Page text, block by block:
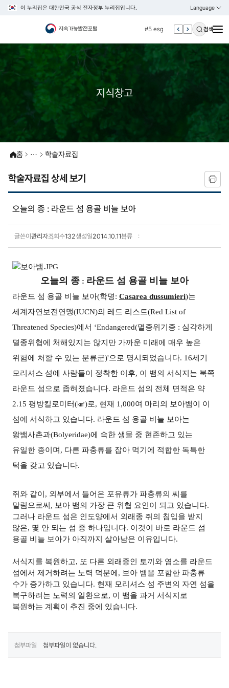
이 누리집은 대한민국 공식 전자정부 누리집입니다. Language
열기
KOREAN
ENGLISH
#5 esg
#6 빈곤
#7 un
#1 경제
검색
지식창고
홈 학술자료집
학술자료집 상세 보기
오늘의 종 : 라운드 섬 용골 비늘 보아
글쓴이 관리자조회수132생성일2014.10.11분류
오늘의 종 : 라운드 섬 용골 비늘 보아
라운드 섬 용골 비늘 보아(학명: Casarea dussumieri)는
세계자연보전연맹(IUCN)의 레드 리스트(Red List of
Threatened Species)에서 ‘Endangered(멸종위기종 : 심각하게
멸종위협에 처해있지는 않지만 가까운 미래에 매우 높은
위험에 처할 수 있는 분류군)' 으로 명시되었습니다. 16세기
모리셔스 섬에 사람들이 정착한 이후, 이 뱀의 서식지는 북쪽
라운드 섬으로 좁혀졌습니다. 라운드 섬의 전체 면적은 약
2.15 평방킬로미터(㎢)로, 현재 1,000여 마리의 보아뱀이 이
섬에 서식하고 있습니다. 라운드 섬 용골 비늘 보아는
왕뱀사촌과(Bolyeridae)에 속한 생물 중 현존하고 있는
유일한 종이며 , 다른 파충류를 잡아 먹기에 적합한 독특한
턱을 갖고 있습니다.
쥐와 같이 , 외부에서 들어온 포유류가 파충류의 씨를
말림으로써 , 보아 뱀의 가장 큰 위협 요인이 되고 있습니다.
그러나 라운드 섬은 인도양에서 외래종 쥐의 침입을 받지
않은, 몇 안 되는 섬 중 하나입니다. 이것이 바로 라운드 섬
용골 비늘 보아가 아직까지 살아남은 이유입니다.
서식지를 복원하고, 또 다른 외래종인 토끼와 염소를 라운드
섬에서 제거하려는 노력 덕분에 , 보아 뱀을 포함한 파충류
수가 증가하고 있습니다. 현재 모리셔스 섬 주변의 자연 섬을
복구하려는 노력의 일환으로, 이 뱀을 과거 서식지로
복원하는 계획이 추진 중에 있습니다.
첨부파일 첨부파일이 없습니다.